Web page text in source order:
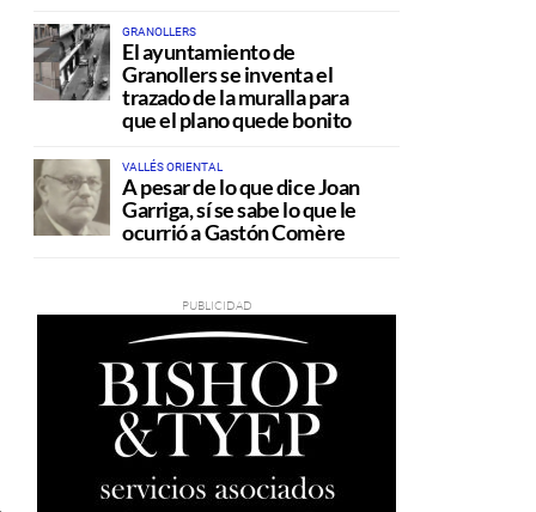
GRANOLLERS
El ayuntamiento de
Granollers se inventa el
trazado de la muralla para
que el plano quede bonito
VALLÉS ORIENTAL
A pesar de lo que dice Joan
Garriga, sí se sabe lo que le
ocurrió a Gastón Comère